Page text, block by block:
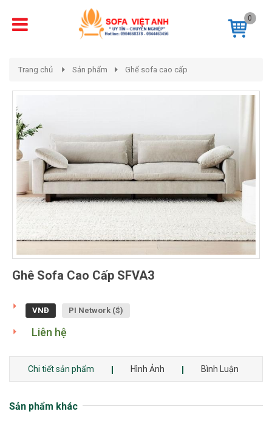
0
Trang chủ Sản phẩm Ghế sofa cao cấp
Ghê Sofa Cao Cấp SFVA3
VNĐ PI Network ($)
Liên hệ
Chi tiết sản phẩm Hình Ảnh Bình Luận
Sản phẩm khác